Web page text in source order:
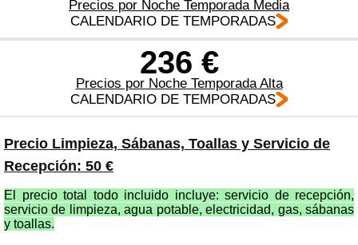
Precios por Noche Temporada Media
CALENDARIO DE TEMPORADAS
236 €
Precios por Noche Temporada Alta
CALENDARIO DE TEMPORADAS
Precio Limpieza, Sábanas, Toallas y Servicio de
Recepción: 50 €
El precio total todo incluido incluye: servicio de recepción,
servicio de limpieza, agua potable, electricidad, gas, sábanas
y toallas.